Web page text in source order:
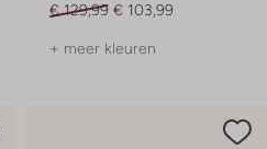
€ 129,99 € 103,99
+ meer kleuren